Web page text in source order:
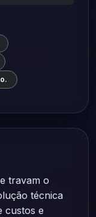
travam o
técnica
custos e